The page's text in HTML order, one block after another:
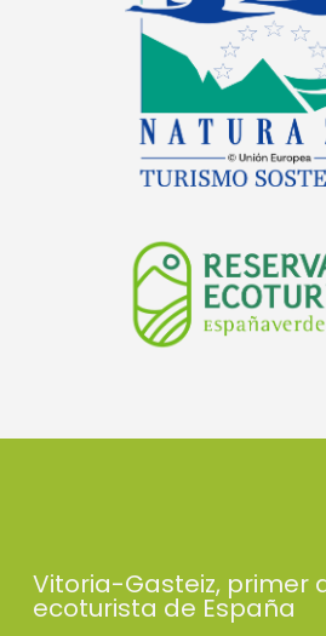
Vitoria-Gasteiz, primer
ecoturista de España